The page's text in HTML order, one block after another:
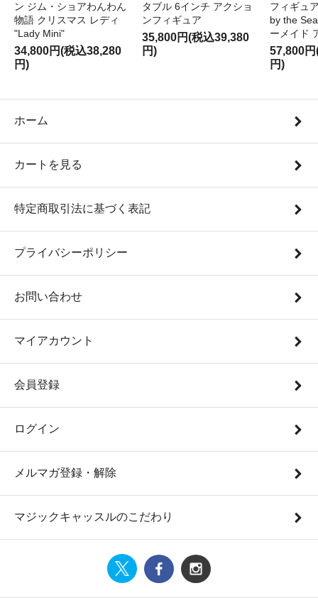
ン ジム・ショアわんわん
物語 クリスマス レディ
"Lady Mini"
34,800円(税込38,280
円)
タブル 6インチ アクショ
ンフィギュア
35,800円(税込39,380
円)
フィギュ
by the
ーメイド
57,800
円)
ホーム
カートを見る
特定商取引法に基づく表記
プライバシーポリシー
お問い合わせ
マイアカウント
会員登録
ログイン
メルマガ登録・解除
マジックキャッスルのこだわり